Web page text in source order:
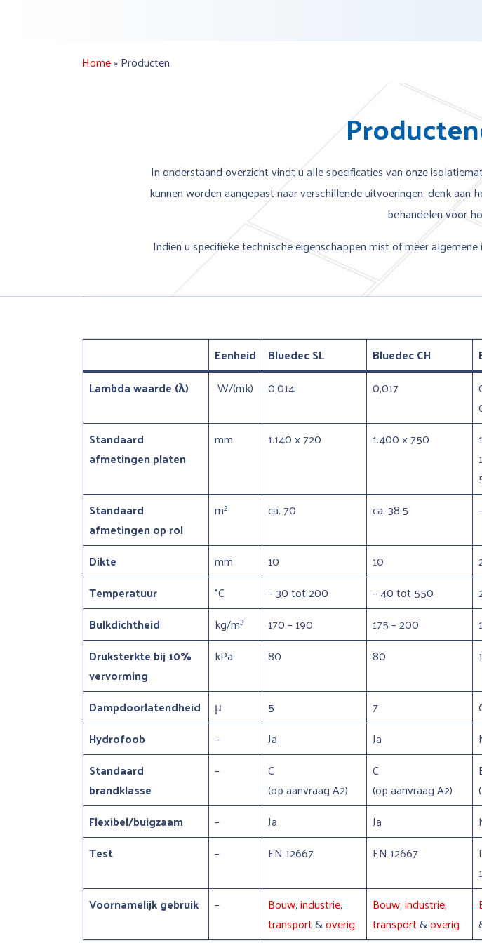
Home»Producten
In onderstaand overzicht vindt u alle specificaties van onze
kunnen worden aangepast naar verschillende uitvoeringen, denk
behandelen voor
Indien u specifieke technische eigenschappen mist of meer
Eenheid Bluedec SL Bluedec CH
Lambda waarde (λ)
W/(mk) 0,014 0,017
Standaard
afmetingen platen
mm 1.140 x 720 1.400 x 750
Standaard
afmetingen op rol
m² ca. 70 ca. 38,5
Dikte mm 10 10
Temperatuur
°C – 30 tot 200 – 40 tot 550
Bulkdichtheid
kg/m3 170 – 190 175 – 200
Druksterkte bij 10%
vervorming
kPa 80 80
Dampdoorlatendheid μ 5 7
Hydrofoob
– Ja Ja
Standaard
brandklasse
–
C
(op aanvraag A2)
C
(op aanvraag A2)
Flexibel/buigzaam – Ja Ja
Test
– EN 12667 EN 12667
Voornamelijk gebruik – Bouw,industrie,
transport&overig
Bouw,industrie,
transport&overig